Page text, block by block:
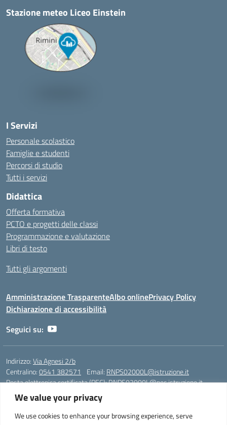
We value your privacy
We use cookies to enhance your browsing experience, serve
Stazione meteo Liceo Einstein
I Servizi
Personale scolastico
Famiglie e studenti
Percorsi di studio
Tutti i servizi
Didattica
Offerta formativa
PCTO e progetti delle classi
Programmazione e valutazione
Libri di testo
Tutti gli argomenti
Amministrazione TrasparenteAlbo onlinePrivacy Policy
Dichiarazione di accessibilità
Seguici su:
Indirizzo:Via Agnesi 2/b
Centralino:0541 382571 Email: RNPS02000L@istruzione.it
Posta elettronica certificata (PEC):RNPS02000L@pec.istruzione.it
Codice fiscale: 82009530401
Codice meccanografico: RNPS02000L